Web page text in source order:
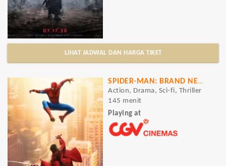
LIHAT JADWAL DAN HARGA TIKET
SPIDER-MAN: BRAND NEW DAY
Action, Drama, Sci-fi, Thriller
145 menit
Playing at